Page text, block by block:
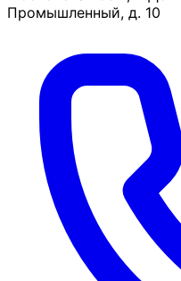
Промышленный, д. 10